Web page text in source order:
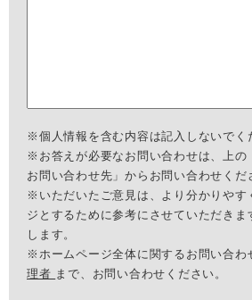
※個人情報を含む内容は記入しないでく
※お答えが必要なお問い合わせは、上の
お問い合わせ先」からお問い合わせくだ
※いただいたご意見は、より分かりやす
ジとするために参考にさせていただきま
します。
※ホームページ全体に関するお問い合わ
理者 まで、お問い合わせください。